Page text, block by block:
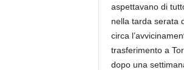
aspettavano di
nella tarda serata
circa
trasferimento a
dopo una